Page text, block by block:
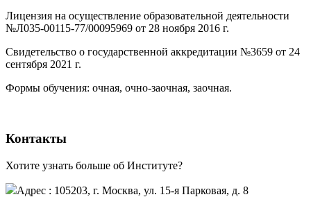
Лицензия на осуществление образовательной деятельности
№Л035-00115-77/00095969 от 28 ноября 2016 г.
Свидетельство о государственной аккредитации №3659 от 24
сентября 2021 г.
Формы обучения: очная, очно-заочная, заочная.
Контакты
Хотите узнать больше об Институте?
Адрес : 105203, г. Москва, ул. 15-я Парковая, д. 8